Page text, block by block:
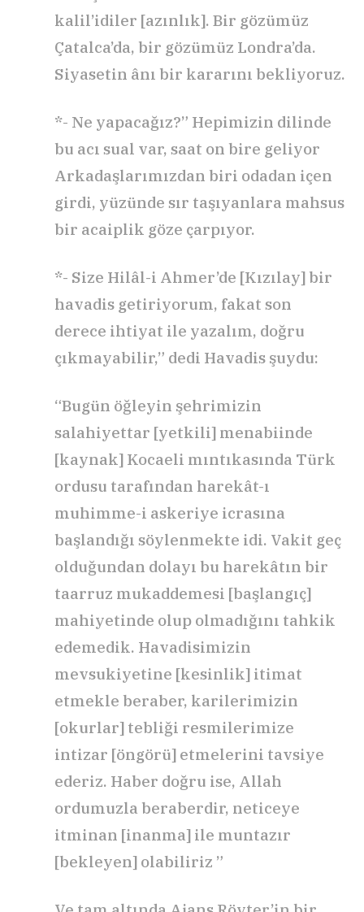
kalil’idiler [azınlık]. Bir gözümüz
Çatalca’da, bir gözümüz Londra’da.
Siyasetin ânı bir kararını bekliyoruz.
*- Ne yapacağız?” Hepimizin dilinde
bu acı sual var, saat on bire geliyor
Arkadaşlarımızdan biri odadan içen
girdi, yüzünde sır taşıyanlara mahsus
bir acaiplik göze çarpıyor.
*- Size Hilâl-i Ahmer’de [Kızılay] bir
havadis getiriyorum, fakat son
derece ihtiyat ile yazalım, doğru
çıkmayabilir,” dedi Havadis şuydu:
“Bugün öğleyin şehrimizin
salahiyettar [yetkili] menabiinde
[kaynak] Kocaeli mıntıkasında Türk
ordusu tarafından harekât-ı
muhimme-i askeriye icrasına
başlandığı söylenmekte idi. Vakit geç
olduğundan dolayı bu harekâtın bir
taarruz mukaddemesi [başlangıç]
mahiyetinde olup olmadığını tahkik
edemedik. Havadisimizin
mevsukiyetine [kesinlik] itimat
etmekle beraber, karilerimizin
[okurlar] tebliği resmilerimize
intizar [öngörü] etmelerini tavsiye
ederiz. Haber doğru ise, Allah
ordumuzla beraberdir, neticeye
itminan [inanma] ile muntazır
[bekleyen] olabiliriz ”